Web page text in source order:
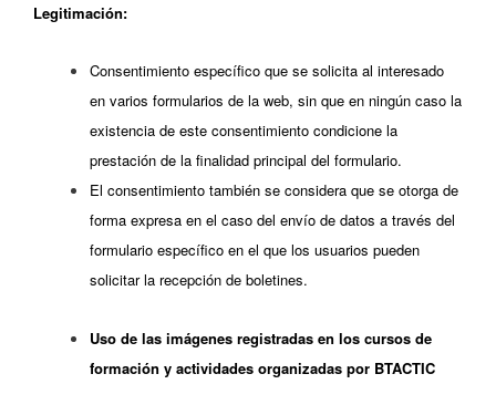
Legitimación:
Consentimiento específico que se solicita al interesado
en varios formularios de la web, sin que en ningún caso la
existencia de este consentimiento condicione la
prestación de la finalidad principal del formulario.
El consentimiento también se considera que se otorga de
forma expresa en el caso del envío de datos a través del
formulario específico en el que los usuarios pueden
solicitar la recepción de boletines.
Uso de las imágenes registradas en los cursos de
formación y actividades organizadas por BTACTIC